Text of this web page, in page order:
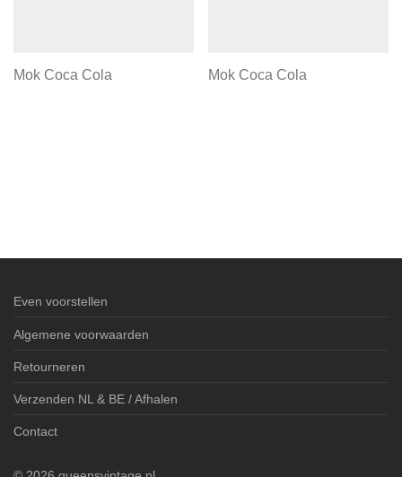
Mok Coca Cola Mok Coca Cola
Even voorstellen
Algemene voorwaarden
Retourneren
Verzenden NL & BE / Afhalen
Contact